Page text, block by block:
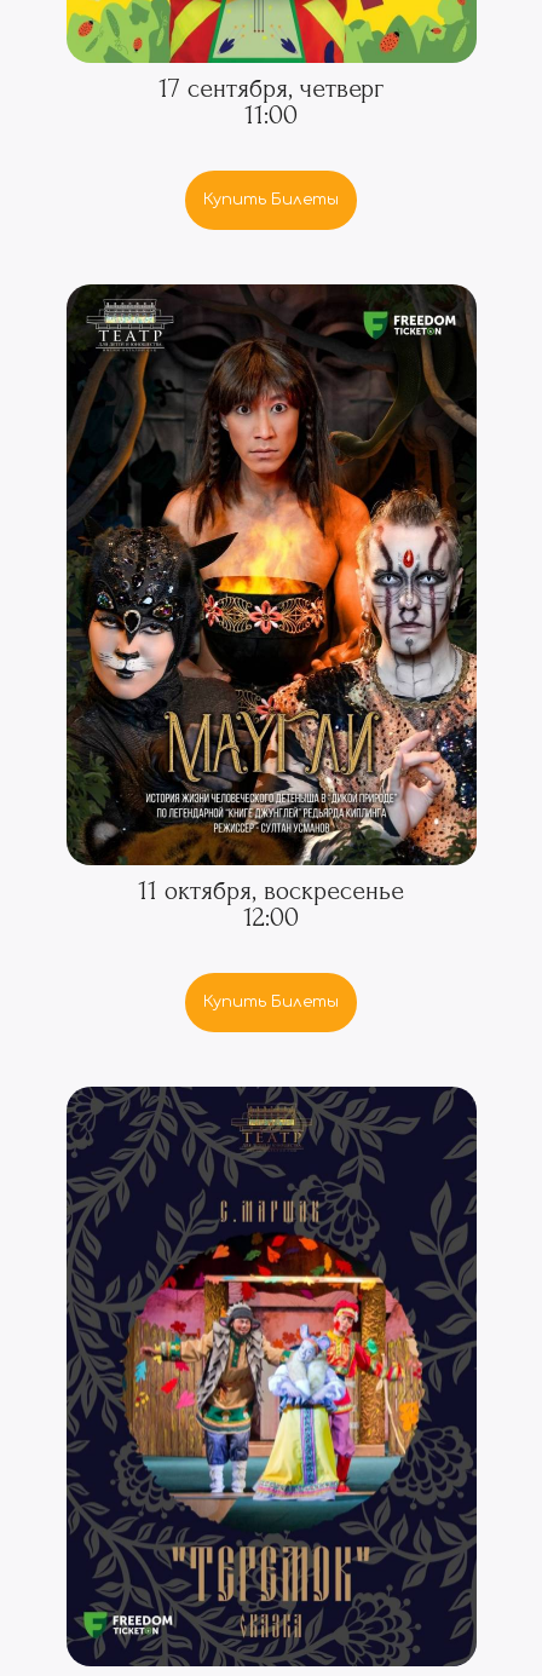
17 сентября, четверг
11:00
Купить Билеты
11 октября, воскресенье
12:00
Купить Билеты